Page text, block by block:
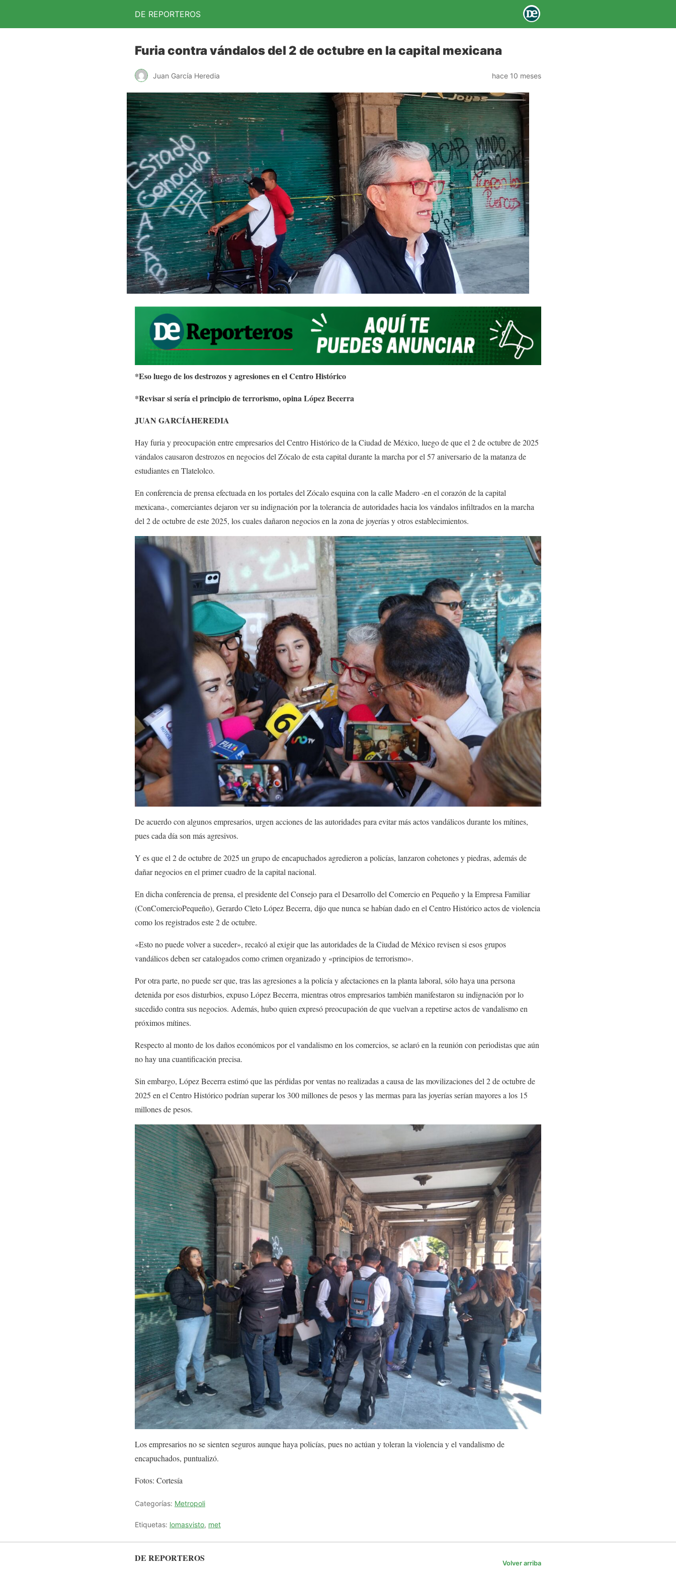
DE REPORTEROS
Furia contra vándalos del 2 de octubre en la capital mexicana
Juan García Heredia hace 10 meses
*Eso luego de los destrozos y agresiones en el Centro Histórico
*Revisar si sería el principio de terrorismo, opina López Becerra
JUAN GARCÍAHEREDIA
Hay furia y preocupación entre empresarios del Centro Histórico de la Ciudad de México, luego de que el 2 de octubre de 2025
vándalos causaron destrozos en negocios del Zócalo de esta capital durante la marcha por el 57 aniversario de la matanza de
estudiantes en Tlatelolco.
En conferencia de prensa efectuada en los portales del Zócalo esquina con la calle Madero -en el corazón de la capital
mexicana-, comerciantes dejaron ver su indignación por la tolerancia de autoridades hacia los vándalos infiltrados en la marcha
del 2 de octubre de este 2025, los cuales dañaron negocios en la zona de joyerías y otros establecimientos.
De acuerdo con algunos empresarios, urgen acciones de las autoridades para evitar más actos vandálicos durante los mítines,
pues cada día son más agresivos.
Y es que el 2 de octubre de 2025 un grupo de encapuchados agredieron a policías, lanzaron cohetones y piedras, además de
dañar negocios en el primer cuadro de la capital nacional.
En dicha conferencia de prensa, el presidente del Consejo para el Desarrollo del Comercio en Pequeño y la Empresa Familiar
(ConComercioPequeño), Gerardo Cleto López Becerra, dijo que nunca se habían dado en el Centro Histórico actos de violencia
como los registrados este 2 de octubre.
«Esto no puede volver a suceder», recalcó al exigir que las autoridades de la Ciudad de México revisen si esos grupos
vandálicos deben ser catalogados como crimen organizado y «principios de terrorismo».
Por otra parte, no puede ser que, tras las agresiones a la policía y afectaciones en la planta laboral, sólo haya una persona
detenida por esos disturbios, expuso López Becerra, mientras otros empresarios también manifestaron su indignación por lo
sucedido contra sus negocios. Además, hubo quien expresó preocupación de que vuelvan a repetirse actos de vandalismo en
próximos mítines.
Respecto al monto de los daños económicos por el vandalismo en los comercios, se aclaró en la reunión con periodistas que aún
no hay una cuantificación precisa.
Sin embargo, López Becerra estimó que las pérdidas por ventas no realizadas a causa de las movilizaciones del 2 de octubre de
2025 en el Centro Histórico podrían superar los 300 millones de pesos y las mermas para las joyerías serían mayores a los 15
millones de pesos.
Los empresarios no se sienten seguros aunque haya policías, pues no actúan y toleran la violencia y el vandalismo de
encapuchados, puntualizó.
Fotos: Cortesía
Categorías: Metropoli
Etiquetas: lomasvisto, met
DE REPORTEROS Volver arriba